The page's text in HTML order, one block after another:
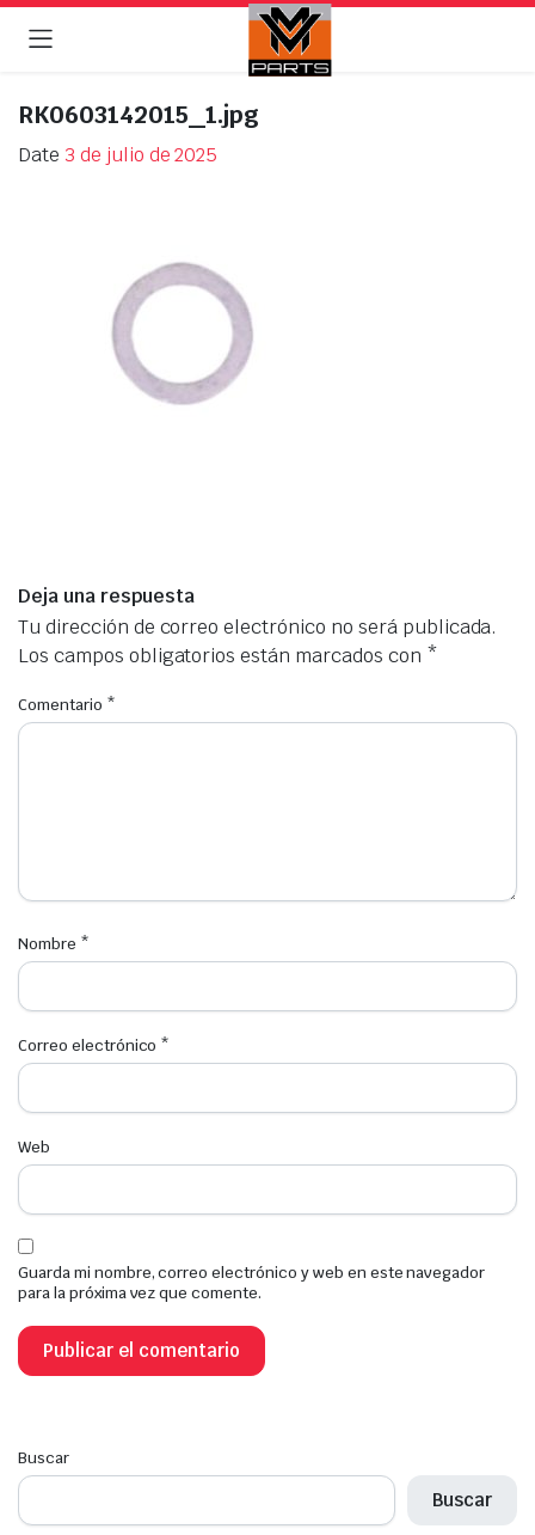
RK0603142015_1.jpg
Date 3 de julio de 2025
Deja una respuesta
Tu dirección de correo electrónico no será publicada.
Los campos obligatorios están marcados con *
Comentario *
Nombre *
Correo electrónico *
Web
Guarda mi nombre, correo electrónico y web en este navegador
para la próxima vez que comente.
Buscar
Buscar